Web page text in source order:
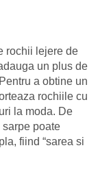
rochii lejere de
un plus de
a obtine un
rochiile cu
la moda. De
poate
fiind “sarea si